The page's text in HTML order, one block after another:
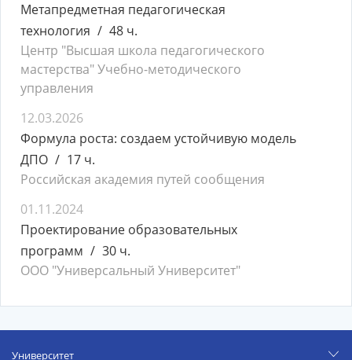
Метапредметная педагогическая
технология
48 ч.
Центр "Высшая школа педагогического
мастерства" Учебно-методического
управления
12.03.2026
Формула роста: создаем устойчивую модель
ДПО
17 ч.
Российская академия путей сообщения
01.11.2024
Проектирование образовательных
программ
30 ч.
ООО "Универсальный Университет"
Университет